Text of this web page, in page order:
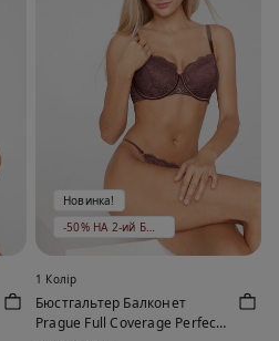
Новинка!
-50% НА 2-ий БЮСТГАЛЬТЕР
1 Колір
Бюстгальтер Балконет
Prague Full Coverage Perfect